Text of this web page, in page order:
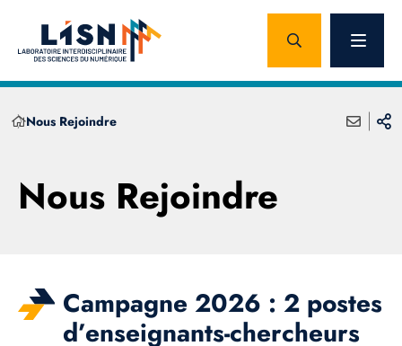
Nous Rejoindre
Nous Rejoindre
Campagne 2026 : 2 postes
d’enseignants-chercheurs